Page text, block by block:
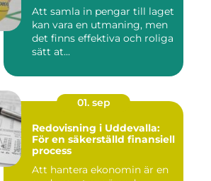
Att samla in pengar till laget
kan vara en utmaning, men
det finns effektiva och roliga
sätt at...
01. sep
Redovisning i Uddevalla:
För en säkerställd finansiell
process
Att hantera ekonomin är en